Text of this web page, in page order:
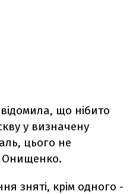
що нібито
у визначену
цього не
Онищенко.
зняті, крім одного -